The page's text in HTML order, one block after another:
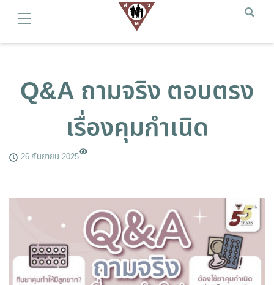
Q&A ถามจริง ตอบตรง
เรื่องคุมกำเนิด
26 กันยายน 2025